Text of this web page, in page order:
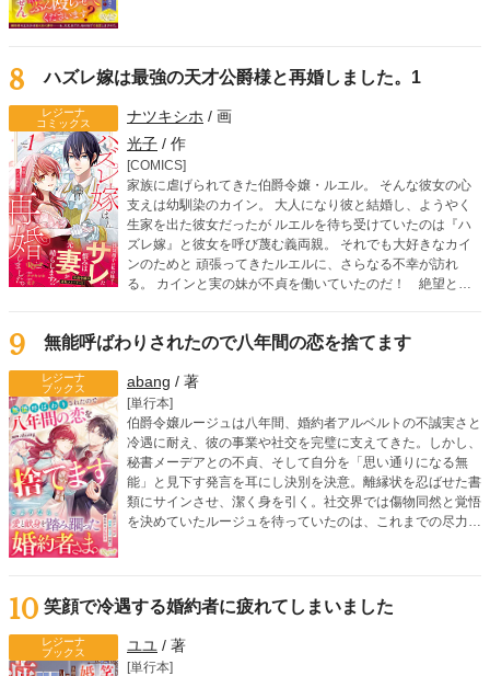
8 ハズレ嫁は最強の天才公爵様と再婚しました。1
レジーナ
コミックス
ナツキシホ / 画
光子 / 作
[COMICS]
家族に虐げられてきた伯爵令嬢・ルエル。 そんな彼女の心
支えは幼馴染のカイン。 大人になり彼と結婚し、ようやく
生家を出た彼女だったが ルエルを待ち受けていたのは『ハ
ズレ嫁』と彼女を呼び蔑む義両親。 それでも大好きなカイ
ンのためと 頑張ってきたルエルに、さらなる不幸が訪れ
る。 カインと実の妹が不貞を働いていたのだ！ 絶望と怒
9 無能呼ばわりされたので八年間の恋を捨てます
レジーナ
ブックス
abang / 著
[単行本]
伯爵令嬢ルージュは八年間、婚約者アルベルトの不誠実さと
冷遇に耐え、彼の事業や社交を完璧に支えてきた。しかし、
秘書メーデアとの不貞、そして自分を「思い通りになる無
能」と見下す発言を耳にし決別を決意。離縁状を忍ばせた書
類にサインさせ、潔く身を引く。社交界では傷物同然と覚悟
を決めていたルージュを待っていたのは、これまでの尽力を
10 笑顔で冷遇する婚約者に疲れてしまいました
レジーナ
ブックス
ユユ / 著
[単行本]